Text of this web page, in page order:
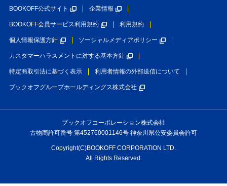
BOOKOFF公式サイト 企業情報
BOOKOFF会員サービス利用規約 利用規約
個人情報保護方針 ソーシャルメディアポリシー
カスタマーハラスメントに対する基本方針
特定商取引法に基づく表示 利用者情報の外部送信について
ブックオフグループホールディングス株式会社
ブックオフコーポレーション株式会社
古物商許可番号 第452760001146号 神奈川県公安委員会許可
Copyright(C)BOOKOFF CORPORATION LTD.
All Rights Reserved.